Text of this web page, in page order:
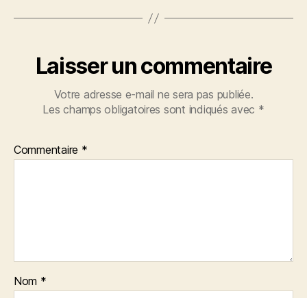
Laisser un commentaire
Votre adresse e-mail ne sera pas publiée.
Les champs obligatoires sont indiqués avec *
Commentaire *
Nom *